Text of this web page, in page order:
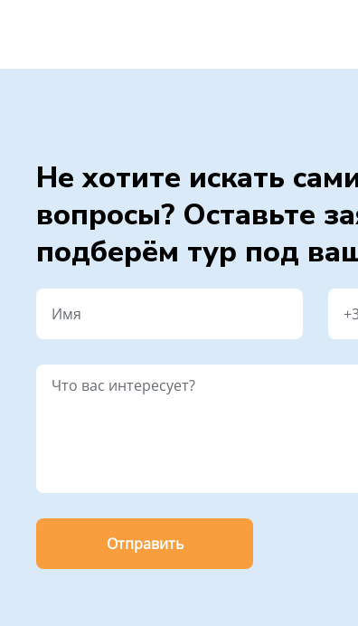
Не хотите искать
вопросы? Оставьте
подберём тур под
Отправить